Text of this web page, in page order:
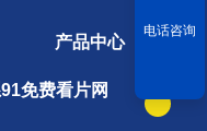
产品中心
免费看片网
电话咨询